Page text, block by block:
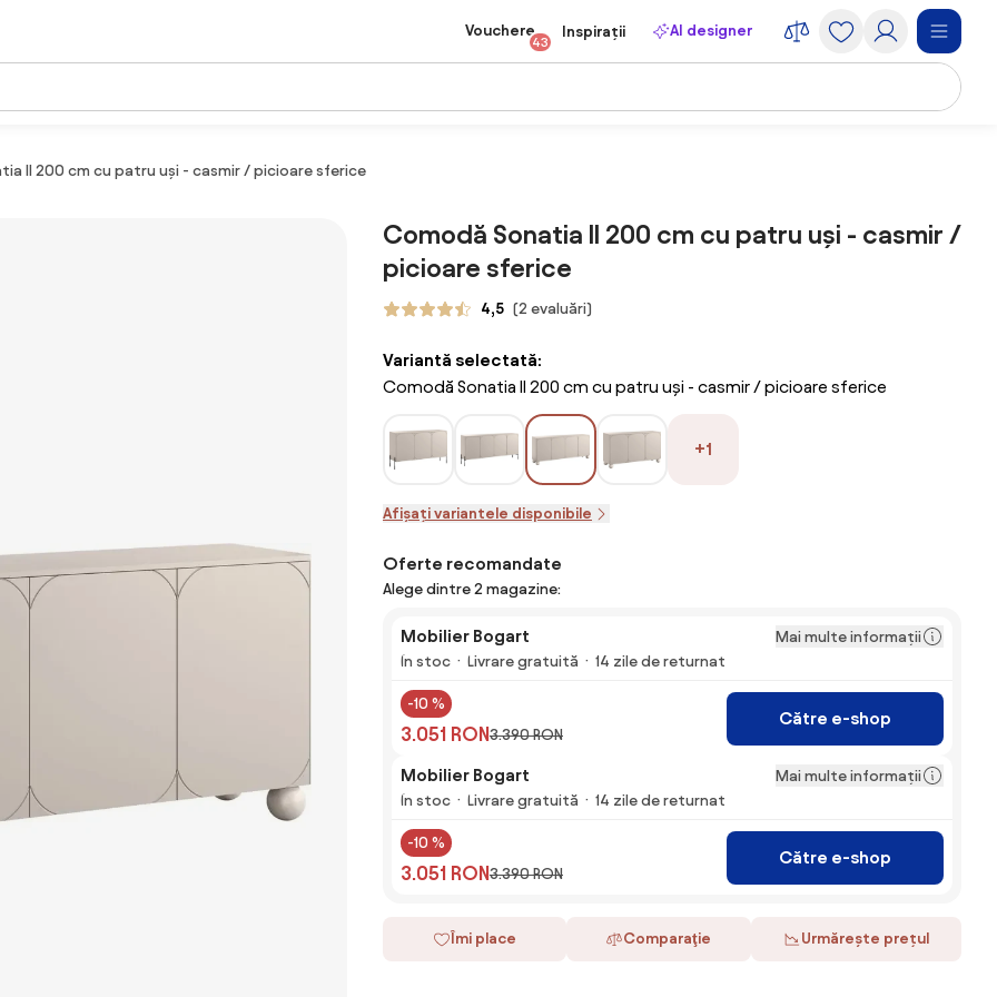
Vouchere
43
Inspirații AI designer
II 200 cm cu patru uși - casmir / picioare sferice
Comodă Sonatia II 200 cm cu patru uși - casmir /
picioare sferice
4,5 (2 evaluări)
Variantă selectată:
Comodă Sonatia II 200 cm cu patru uși - casmir / picioare sferice
+1
Afișați variantele disponibile
Oferte recomandate
Alege dintre 2 magazine:
Mobilier Bogart
Mai multe informații
În stoc
Livrare gratuită 14 zile de returnat
-10 %
3.051 RON3.390 RON
Către e-shop
Mobilier Bogart
Mai multe informații
În stoc
Livrare gratuită 14 zile de returnat
-10 %
3.051 RON3.390 RON
Către e-shop
Îmi place Comparaţie Urmărește prețul